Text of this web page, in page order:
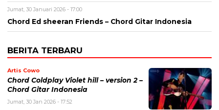
Jumat, 30 Januari 2026 - 17:00
Chord Ed sheeran Friends – Chord Gitar Indonesia
BERITA TERBARU
Artis Cowo
Chord Coldplay Violet hill – version 2 –
Chord Gitar Indonesia
Jumat, 30 Jan 2026 - 17:52